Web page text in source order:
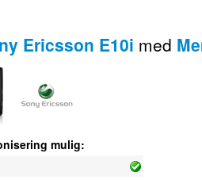
Ericsson E10i med
mulig: